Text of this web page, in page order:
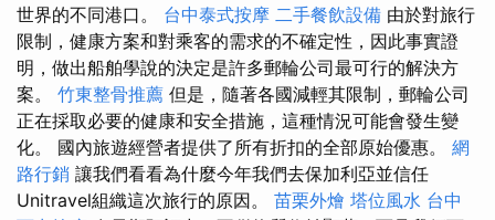
世界的不同港口。 台中泰式按摩 二手餐飲設備 由於對旅行
限制，健康方案和對乘客的需求的不確定性，因此事實證
明，做出船舶學說的決定是許多郵輪公司最可行的解決方
案。 竹東整骨推薦 但是，隨著各國減輕其限制，郵輪公司
正在採取必要的健康和安全措施，這種情況可能會發生變
化。 國內旅遊經營者提供了所有折扣的全部原始優惠。 網
路行銷 讓我們看看為什麼今年我們去保加利亞並信任
Unitravel組織這次旅行的原因。 苗栗外燴 塔位風水 台中